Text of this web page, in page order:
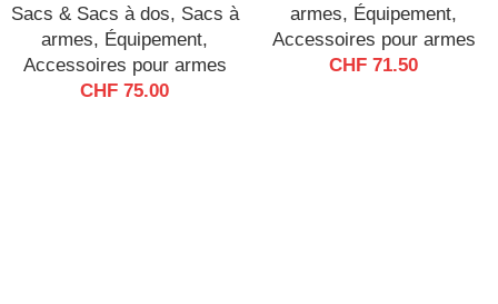
Sacs & Sacs à dos, Sacs à
armes, Équipement,
Accessoires pour armes
CHF 75.00
armes, Équipement,
Accessoires pour armes
CHF 71.50